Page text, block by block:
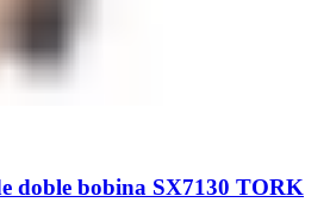
doble bobina SX7130 TORK